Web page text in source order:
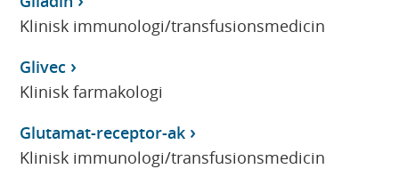
Klinisk immunologi/transfusionsmedicin
Glivec
Klinisk farmakologi
Glutamat-receptor-ak
Klinisk immunologi/transfusionsmedicin